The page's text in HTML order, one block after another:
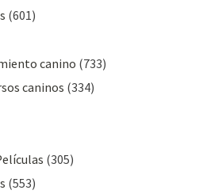
(601)
canino (733)
caninos (334)
(305)
(553)